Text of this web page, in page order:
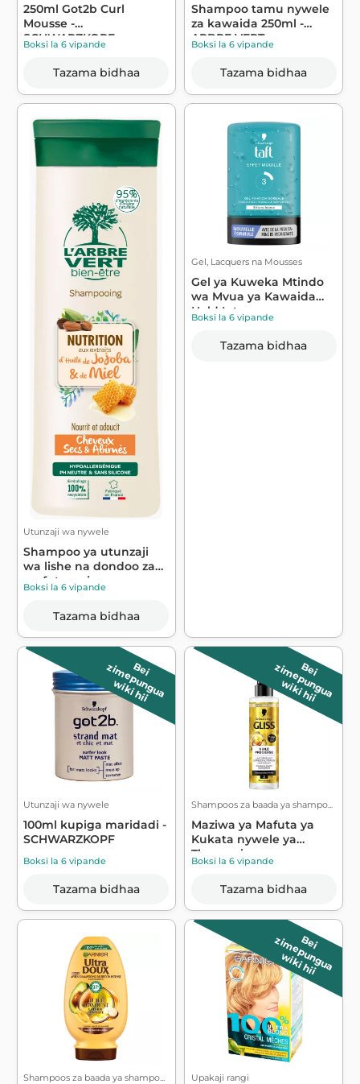
250ml Got2b Curl
Mousse -
SCHWARZKOPF
Boksi la 6 vipande
Tazama bidhaa
Shampoo tamu nywele
za kawaida 250ml -
ARBRE VERT
Boksi la 6 vipande
Tazama bidhaa
Utunzaji wa nywele
Shampoo ya utunzaji
wa lishe na dondoo za
mafuta ya j...
Boksi la 6 vipande
Tazama bidhaa
Gel, Lacquers na Mousses
Gel ya Kuweka Mtindo
wa Mvua ya Kawaida
Hold Intense ...
Boksi la 6 vipande
Tazama bidhaa
B
e
i
z
im
e
p
u
n
g
u
a
wiki hii
Utunzaji wa nywele
100ml kupiga maridadi -
SCHWARZKOPF
Boksi la 6 vipande
Tazama bidhaa
B
e
i
z
im
e
p
u
n
g
u
a
wiki hii
Shampoos za baada ya shampo...
Maziwa ya Mafuta ya
Kukata nywele ya
Thamani yanaonye...
Boksi la 6 vipande
Tazama bidhaa
Shampoos za baada ya shampo...
B
e
i
z
im
e
p
u
n
g
u
a
wiki hii
Upakaji rangi